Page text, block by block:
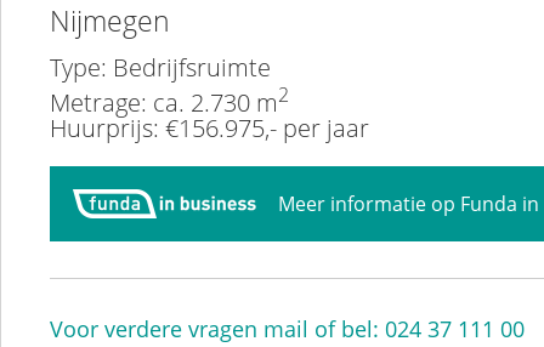
Nijmegen
Type: Bedrijfsruimte
Metrage: ca. 2.730 m2
Huurprijs: €156.975,- per jaar
Meer informatie op Funda in
Voor verdere vragen mail of bel: 024 37 111 00